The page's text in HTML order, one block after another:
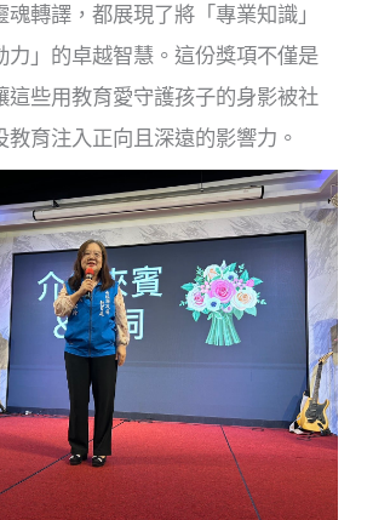
轉譯，都展現了將「專業知識」
力」的卓越智慧。這份獎項不僅是
這些用教育愛守護孩子的身影被社
教育注入正向且深遠的影響力。